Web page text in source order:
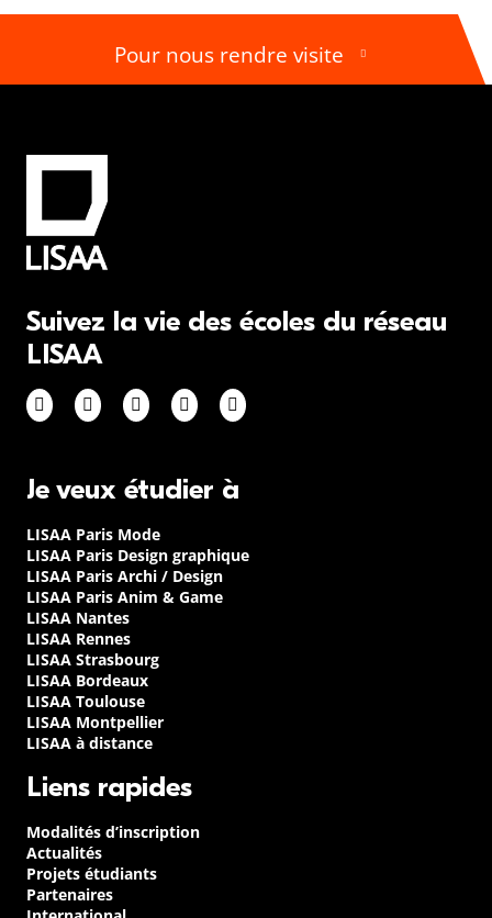
Pour nous rendre visite
Suivez la vie des écoles du réseau
LISAA
Je veux étudier à
LISAA Paris Mode
LISAA Paris Design graphique
LISAA Paris Archi / Design
LISAA Paris Anim & Game
LISAA Nantes
LISAA Rennes
LISAA Strasbourg
LISAA Bordeaux
LISAA Toulouse
LISAA Montpellier
LISAA à distance
Liens rapides
Modalités d’inscription
Actualités
Projets étudiants
Partenaires